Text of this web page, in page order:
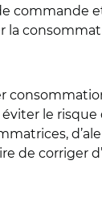
commande
la
le
de corriger